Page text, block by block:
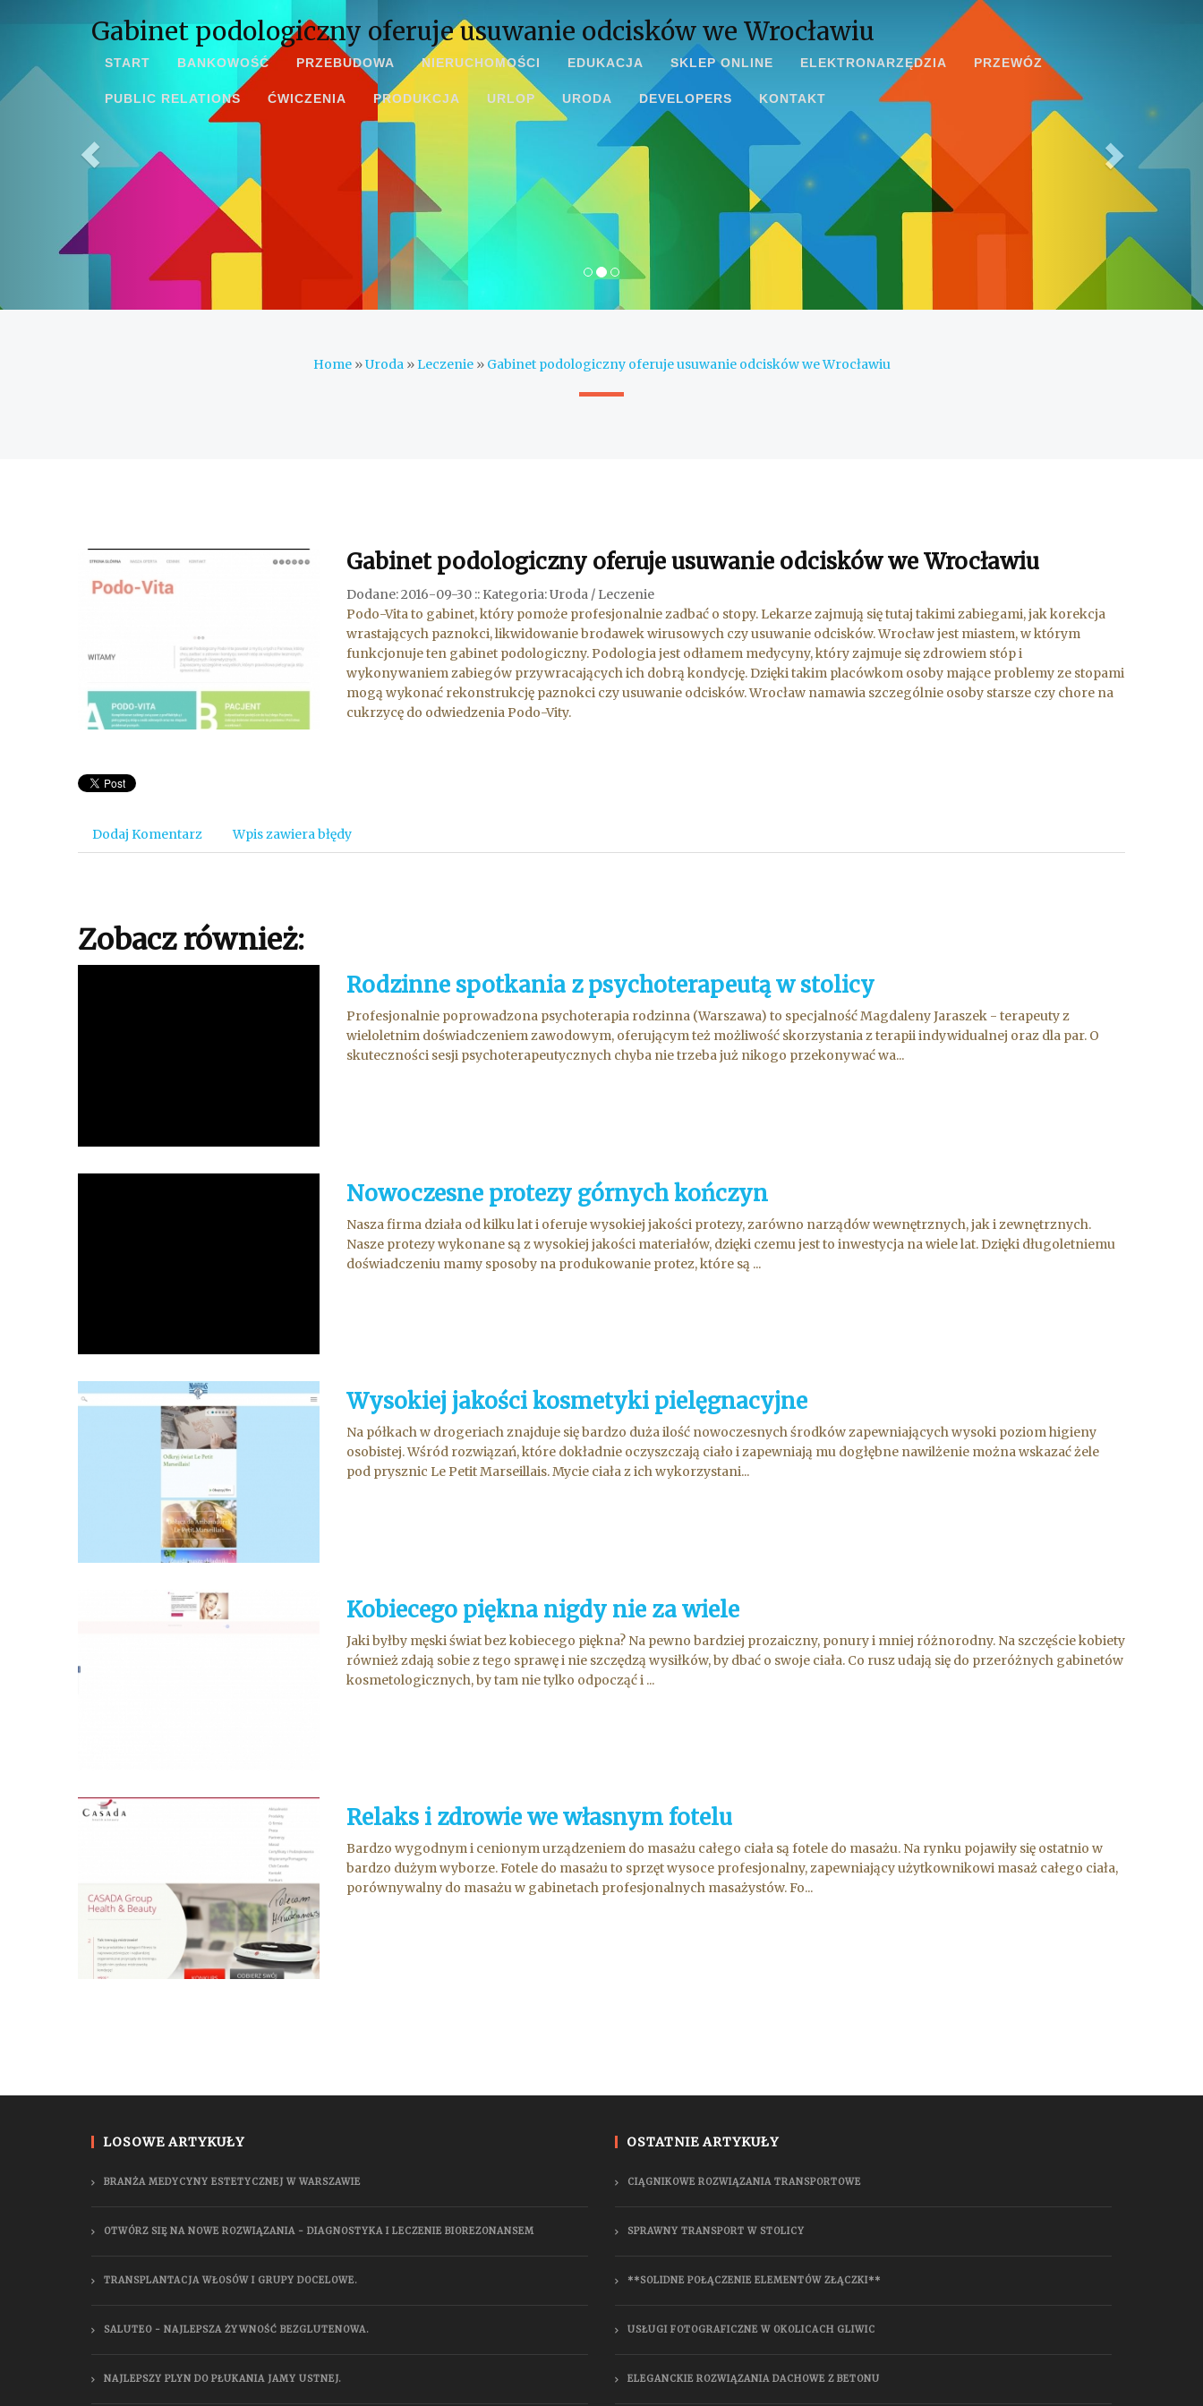
Gabinet podologiczny oferuje usuwanie odcisków we Wrocławiu
START BANKOWOŚĆ PRZEBUDOWA NIERUCHOMOŚCI EDUKACJA SKLEP ONLINE ELEKTRONARZĘDZIA PRZEWÓZ
PUBLIC RELATIONS ĆWICZENIA PRODUKCJA URLOP URODA DEVELOPERS KONTAKT
Home»Uroda»Leczenie» Gabinet podologiczny oferuje usuwanie odcisków we Wrocławiu
Gabinet podologiczny oferuje usuwanie odcisków we Wrocławiu
Dodane: 2016-09-30 :: Kategoria: Uroda / Leczenie
Podo-Vita to gabinet, który pomoże profesjonalnie zadbać o stopy. Lekarze zajmują się tutaj takimi zabiegami, jak korekcja
wrastających paznokci, likwidowanie brodawek wirusowych czy usuwanie odcisków. Wrocław jest miastem, w którym
funkcjonuje ten gabinet podologiczny. Podologia jest odłamem medycyny, który zajmuje się zdrowiem stóp i
wykonywaniem zabiegów przywracających ich dobrą kondycję. Dzięki takim placówkom osoby mające problemy ze stopami
mogą wykonać rekonstrukcję paznokci czy usuwanie odcisków. Wrocław namawia szczególnie osoby starsze czy chore na
cukrzycę do odwiedzenia Podo-Vity.
Dodaj Komentarz Wpis zawiera błędy
Zobacz również:
Rodzinne spotkania z psychoterapeutą w stolicy
Profesjonalnie poprowadzona psychoterapia rodzinna (Warszawa) to specjalność Magdaleny Jaraszek - terapeuty z
wieloletnim doświadczeniem zawodowym, oferującym też możliwość skorzystania z terapii indywidualnej oraz dla par. O
skuteczności sesji psychoterapeutycznych chyba nie trzeba już nikogo przekonywać wa...
Nowoczesne protezy górnych kończyn
Nasza firma działa od kilku lat i oferuje wysokiej jakości protezy, zarówno narządów wewnętrznych, jak i zewnętrznych.
Nasze protezy wykonane są z wysokiej jakości materiałów, dzięki czemu jest to inwestycja na wiele lat. Dzięki długoletniemu
doświadczeniu mamy sposoby na produkowanie protez, które są ...
Wysokiej jakości kosmetyki pielęgnacyjne
Na półkach w drogeriach znajduje się bardzo duża ilość nowoczesnych środków zapewniających wysoki poziom higieny
osobistej. Wśród rozwiązań, które dokładnie oczyszczają ciało i zapewniają mu dogłębne nawilżenie można wskazać żele
pod prysznic Le Petit Marseillais. Mycie ciała z ich wykorzystani...
Kobiecego piękna nigdy nie za wiele
Jaki byłby męski świat bez kobiecego piękna? Na pewno bardziej prozaiczny, ponury i mniej różnorodny. Na szczęście kobiety
również zdają sobie z tego sprawę i nie szczędzą wysiłków, by dbać o swoje ciała. Co rusz udają się do przeróżnych gabinetów
kosmetologicznych, by tam nie tylko odpocząć i ...
Relaks i zdrowie we własnym fotelu
Bardzo wygodnym i cenionym urządzeniem do masażu całego ciała są fotele do masażu. Na rynku pojawiły się ostatnio w
bardzo dużym wyborze. Fotele do masażu to sprzęt wysoce profesjonalny, zapewniający użytkownikowi masaż całego ciała,
porównywalny do masażu w gabinetach profesjonalnych masażystów. Fo...
LOSOWE ARTYKUŁY
BRANŻA MEDYCYNY ESTETYCZNEJ W WARSZAWIE
OTWÓRZ SIĘ NA NOWE ROZWIĄZANIA - DIAGNOSTYKA I LECZENIE BIOREZONANSEM
TRANSPLANTACJA WŁOSÓW I GRUPY DOCELOWE.
SALUTEO - NAJLEPSZA ŻYWNOŚĆ BEZGLUTENOWA.
NAJLEPSZY PLYN DO PŁUKANIA JAMY USTNEJ.
OSTATNIE ARTYKUŁY
CIĄGNIKOWE ROZWIĄZANIA TRANSPORTOWE
SPRAWNY TRANSPORT W STOLICY
**SOLIDNE POŁĄCZENIE ELEMENTÓW ZŁĄCZKI**
USŁUGI FOTOGRAFICZNE W OKOLICACH GLIWIC
ELEGANCKIE ROZWIĄZANIA DACHOWE Z BETONU